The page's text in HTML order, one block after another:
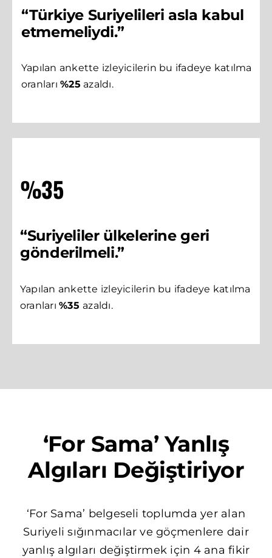
“Türkiye Suriyelileri asla kabul
etmemeliydi.”
Yapılan ankette izleyicilerin bu ifadeye katılma
oranları%25 azaldı.
%35
“Suriyeliler ülkelerine geri
gönderilmeli.”
Yapılan ankette izleyicilerin bu ifadeye katılma
oranları%35 azaldı.
‘For Sama’ Yanlış
Algıları Değiştiriyor
‘For Sama’ belgeseli toplumda yer alan
Suriyeli sığınmacılar ve göçmenlere dair
yanlış algıları değiştirmek için 4 ana fikir